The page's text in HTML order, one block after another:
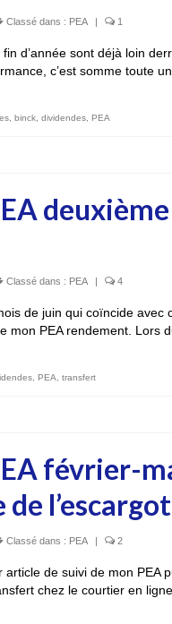
Classé dans : PEA 1
d’année sont déjà loin
c’est somme toute
, binck, dividendes, PEA
Classé dans : PEA 4
de juin qui coïncide avec
mon PEA rendement. Lors
, PEA, transfert
février-
l’escargot
Classé dans : PEA 2
article de suivi de mon PEA
chez le courtier en